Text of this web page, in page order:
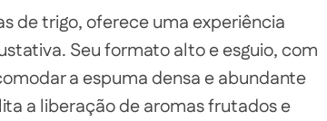
de trigo, oferece uma experiência
Seu formato alto e esguio, com
a espuma densa e abundante
a liberação de aromas frutados e